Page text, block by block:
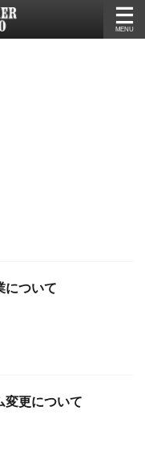
について
変更について